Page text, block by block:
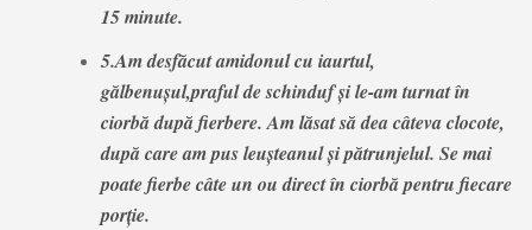
15 minute.
5.Am desfăcut amidonul cu iaurtul,
gălbenușul,praful de schinduf și le-am turnat în
ciorbă după fierbere. Am lăsat să dea câteva clocote,
după care am pus leușteanul și pătrunjelul. Se mai
poate fierbe câte un ou direct în ciorbă pentru fiecare
porție.